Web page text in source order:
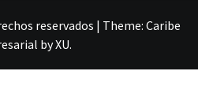
reservados | Theme: Caribe
byXU.